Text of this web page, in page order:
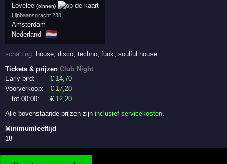
Lovelee (binnen)
Lijnbaansgracht 238
Amsterdam
Nederland 🇳🇱
schatting: house ,disco ,techno ,funk ,soulful house
Tickets & prijzenClub Night
Early bird:
€ 14,70
Voorverkoop:
€ 17,20
tot 00:00:
€ 12,20
Alle bovenstaande prijzen zijninclusief servicekosten.
Minimumleeftijd
18